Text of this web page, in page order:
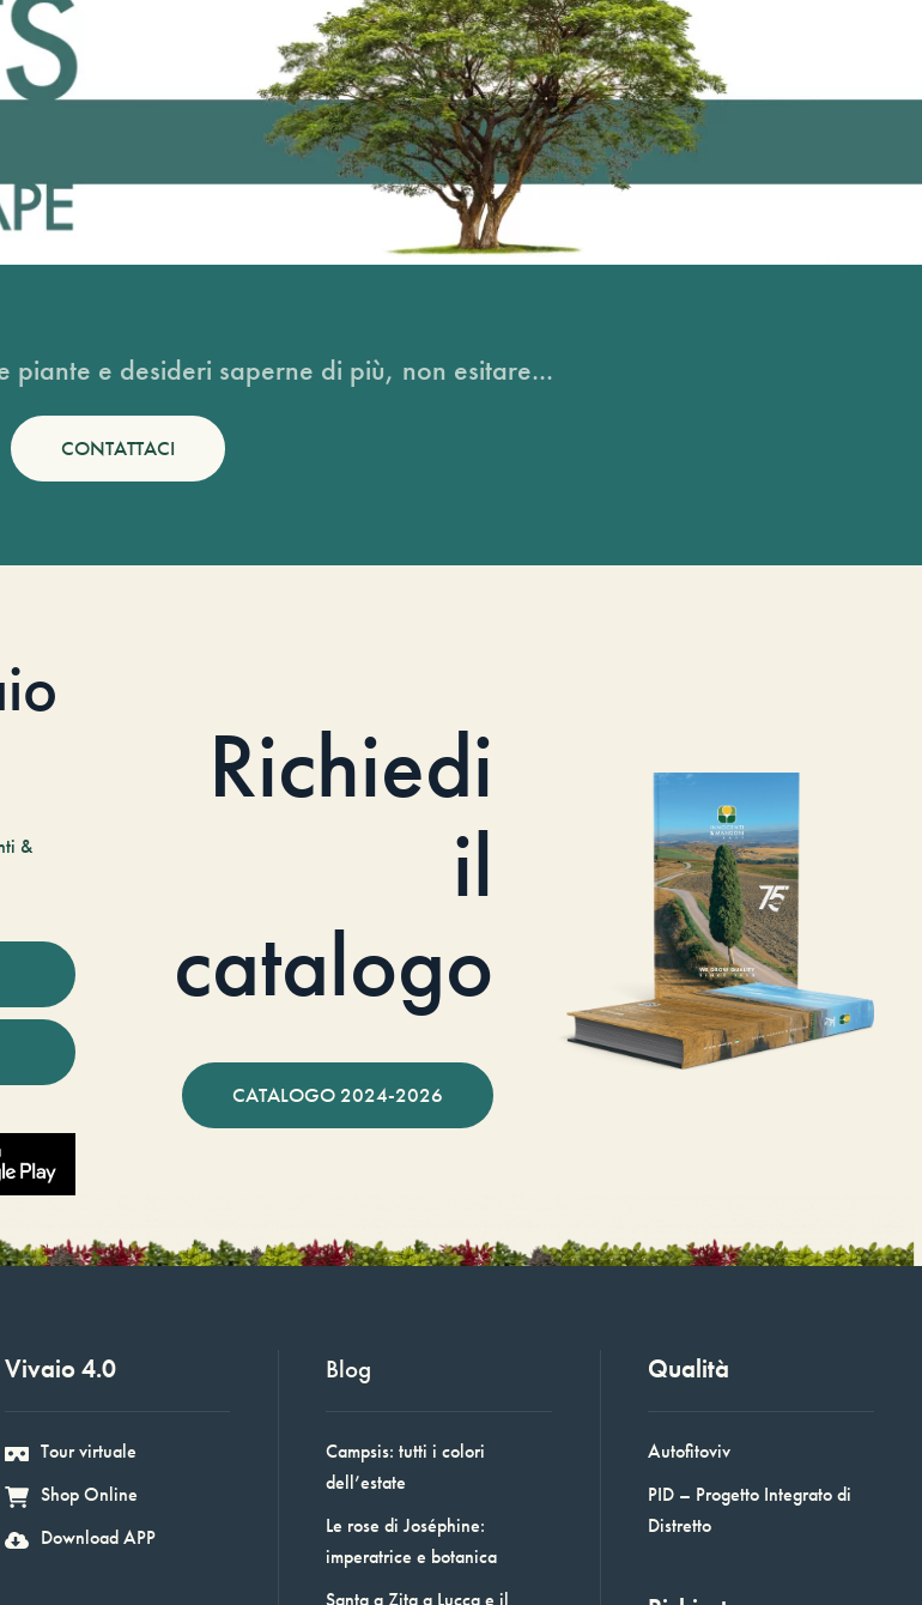
piante e desideri saperne di più, non esitare...
CONTATTACI
&
Richiedi
il
catalogo
CATALOGO 2024-2026
Vivaio 4.0
Tour virtuale
Shop Online
Download APP
Blog
Campsis: tutti i colori
dell’estate
Le rose di Joséphine:
imperatrice e botanica
Santa a Zita a Lucca e il
Qualità
Autofitoviv
PID – Progetto Integrato di
Distretto